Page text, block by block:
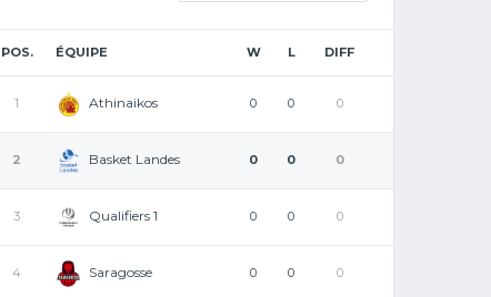
POS. ÉQUIPE W L DIFF
1 Athinaikos 0 0 0
2 Basket Landes 0 0 0
3 Qualifiers 1 0 0 0
4 Saragosse 0 0 0